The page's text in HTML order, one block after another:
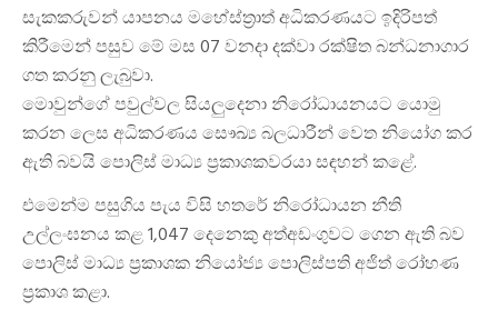
සැකකරුවන් යාපනය මහේස්ත්‍රාත් අධිකරණයට ඉදිරිපත්
කිරීමෙන් පසුව මේ මස 07 වනදා දක්වා රක්ෂිත බන්ධනාගාර
ගත කරනු ලැබුවා.
මොවුන්ගේ පවුල්වල සියලුදෙනා නිරෝධායනයට යොමු
කරන ලෙස අධිකරණය සෞඛ්‍ය බලධාරීන් වෙත නියෝග කර
ඇති බවයි පොලිස් මාධ්‍ය ප්‍රකාශකවරයා සඳහන් කළේ.
එමෙන්ම පසුගිය පැය විසි හතරේ නිරෝධායන නීති
උල්ලංඝනය කළ 1,047 දෙනෙකු අත්අඩංගුවට ගෙන ඇති බව
පොලිස් මාධ්‍ය ප්‍රකාශක නියෝජ්‍ය පොලිස්පති අජිත් රෝහණ
ප්‍රකාශ කළා.